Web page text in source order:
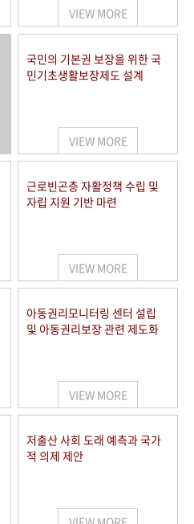
VIEW MORE
국민의 기본권 보장을 위한 국
민기초생활보장제도 설계
VIEW MORE
근로빈곤층 자활정책 수립 및
자립 지원 기반 마련
VIEW MORE
아동권리모니터링 센터 설립
및 아동권리보장 관련 제도화
VIEW MORE
저출산 사회 도래 예측과 국가
적 의제 제안